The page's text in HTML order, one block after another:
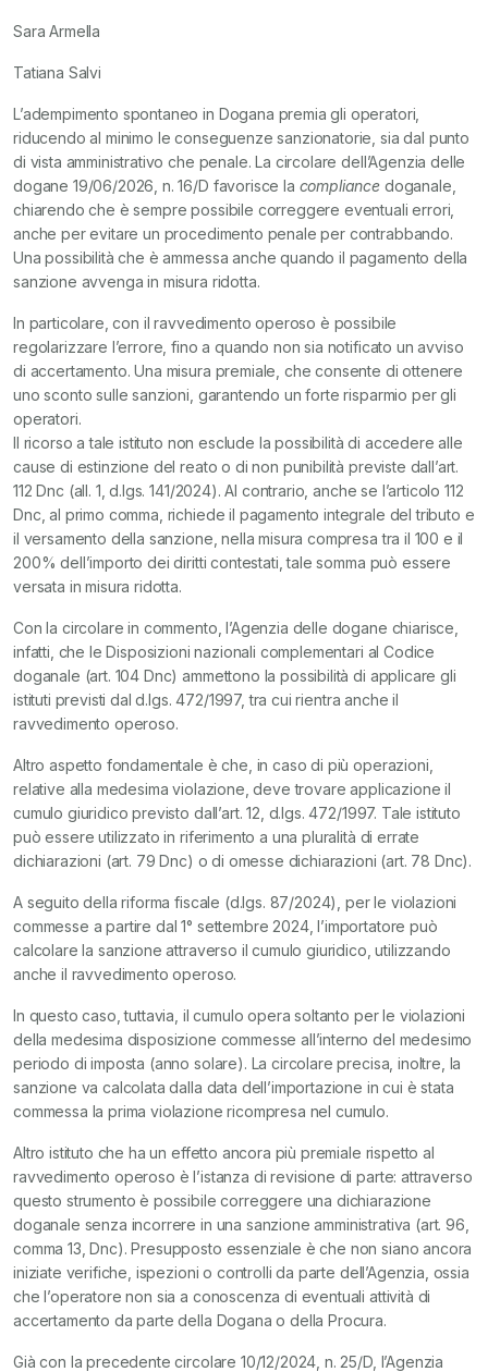
Sara Armella
Tatiana Salvi
L’adempimento spontaneo in Dogana premia gli operatori,
riducendo al minimo le conseguenze sanzionatorie, sia dal punto
di vista amministrativo che penale. La circolare dell’Agenzia delle
dogane 19/06/2026, n. 16/D favorisce la compliance doganale,
chiarendo che è sempre possibile correggere eventuali errori,
anche per evitare un procedimento penale per contrabbando.
Una possibilità che è ammessa anche quando il pagamento della
sanzione avvenga in misura ridotta.
In particolare, con il ravvedimento operoso è possibile
regolarizzare l’errore, fino a quando non sia notificato un avviso
di accertamento. Una misura premiale, che consente di ottenere
uno sconto sulle sanzioni, garantendo un forte risparmio per gli
operatori.
Il ricorso a tale istituto non esclude la possibilità di accedere alle
cause di estinzione del reato o di non punibilità previste dall’art.
112 Dnc (all. 1, d.lgs. 141/2024). Al contrario, anche se l’articolo 112
Dnc, al primo comma, richiede il pagamento integrale del tributo e
il versamento della sanzione, nella misura compresa tra il 100 e il
200% dell’importo dei diritti contestati, tale somma può essere
versata in misura ridotta.
Con la circolare in commento, l’Agenzia delle dogane chiarisce,
infatti, che le Disposizioni nazionali complementari al Codice
doganale (art. 104 Dnc) ammettono la possibilità di applicare gli
istituti previsti dal d.lgs. 472/1997, tra cui rientra anche il
ravvedimento operoso.
Altro aspetto fondamentale è che, in caso di più operazioni,
relative alla medesima violazione, deve trovare applicazione il
cumulo giuridico previsto dall’art. 12, d.lgs. 472/1997. Tale istituto
può essere utilizzato in riferimento a una pluralità di errate
dichiarazioni (art. 79 Dnc) o di omesse dichiarazioni (art. 78 Dnc).
A seguito della riforma fiscale (d.lgs. 87/2024), per le violazioni
commesse a partire dal 1° settembre 2024, l’importatore può
calcolare la sanzione attraverso il cumulo giuridico, utilizzando
anche il ravvedimento operoso.
In questo caso, tuttavia, il cumulo opera soltanto per le violazioni
della medesima disposizione commesse all’interno del medesimo
periodo di imposta (anno solare). La circolare precisa, inoltre, la
sanzione va calcolata dalla data dell’importazione in cui è stata
commessa la prima violazione ricompresa nel cumulo.
Altro istituto che ha un effetto ancora più premiale rispetto al
ravvedimento operoso è l’istanza di revisione di parte: attraverso
questo strumento è possibile correggere una dichiarazione
doganale senza incorrere in una sanzione amministrativa (art. 96,
comma 13, Dnc). Presupposto essenziale è che non siano ancora
iniziate verifiche, ispezioni o controlli da parte dell’Agenzia, ossia
che l’operatore non sia a conoscenza di eventuali attività di
accertamento da parte della Dogana o della Procura.
Già con la precedente circolare 10/12/2024, n. 25/D, l’Agenzia